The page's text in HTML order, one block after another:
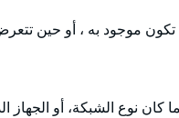
موجود به ، أو حين
نوع الشبكة، أو الجهاز